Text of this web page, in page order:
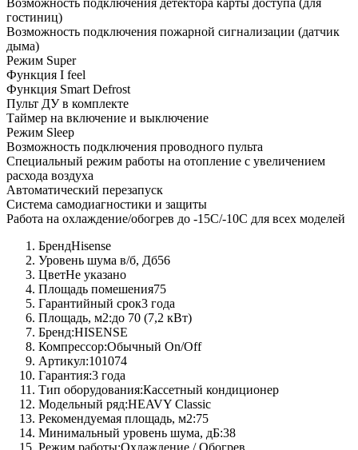
Возможность подключения детектора карты доступа (для
гостиниц)
Возможность подключения пожарной сигнализации (датчик
дыма)
Режим Super
Функция I feel
Функция Smart Defrost
Пульт ДУ в комплекте
Таймер на включение и выключение
Режим Sleep
Возможность подключения проводного пульта
Специальный режим работы на отопление с увеличением
расхода воздуха
Автоматический перезапуск
Система самодиагностики и защиты
Работа на охлаждение/обогрев до -15С/-10С для всех моделей
БрендHisense
Уровень шума в/б, Дб56
ЦветНе указано
Площадь помешения75
Гарантийный срок3 года
Площадь, м2:до 70 (7,2 кВт)
Бренд:HISENSE
Компрессор:Обычный On/Off
Артикул:101074
Гарантия:3 года
Тип оборудования:Кассетный кондиционер
Модельный ряд:HEAVY Classic
Рекомендуемая площадь, м2:75
Минимальный уровень шума, дБ:38